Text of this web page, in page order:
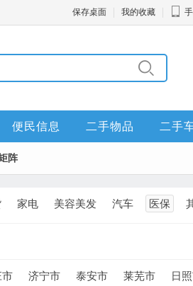
保存桌面 我的收藏
便民信息 二手物品 二手
阵
家电 美容美发 汽车 医保
市 济宁市 泰安市 莱芜市 日